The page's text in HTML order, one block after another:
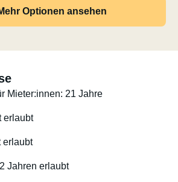
Besteck, Gläser & Tassen,
Outdoor-Gaskocher & -Grill,
VW an Infotainment zu bieten
Optionen ansehen
Mieter:innen: 21 Jahre
erlaubt
erlaubt
Jahren erlaubt